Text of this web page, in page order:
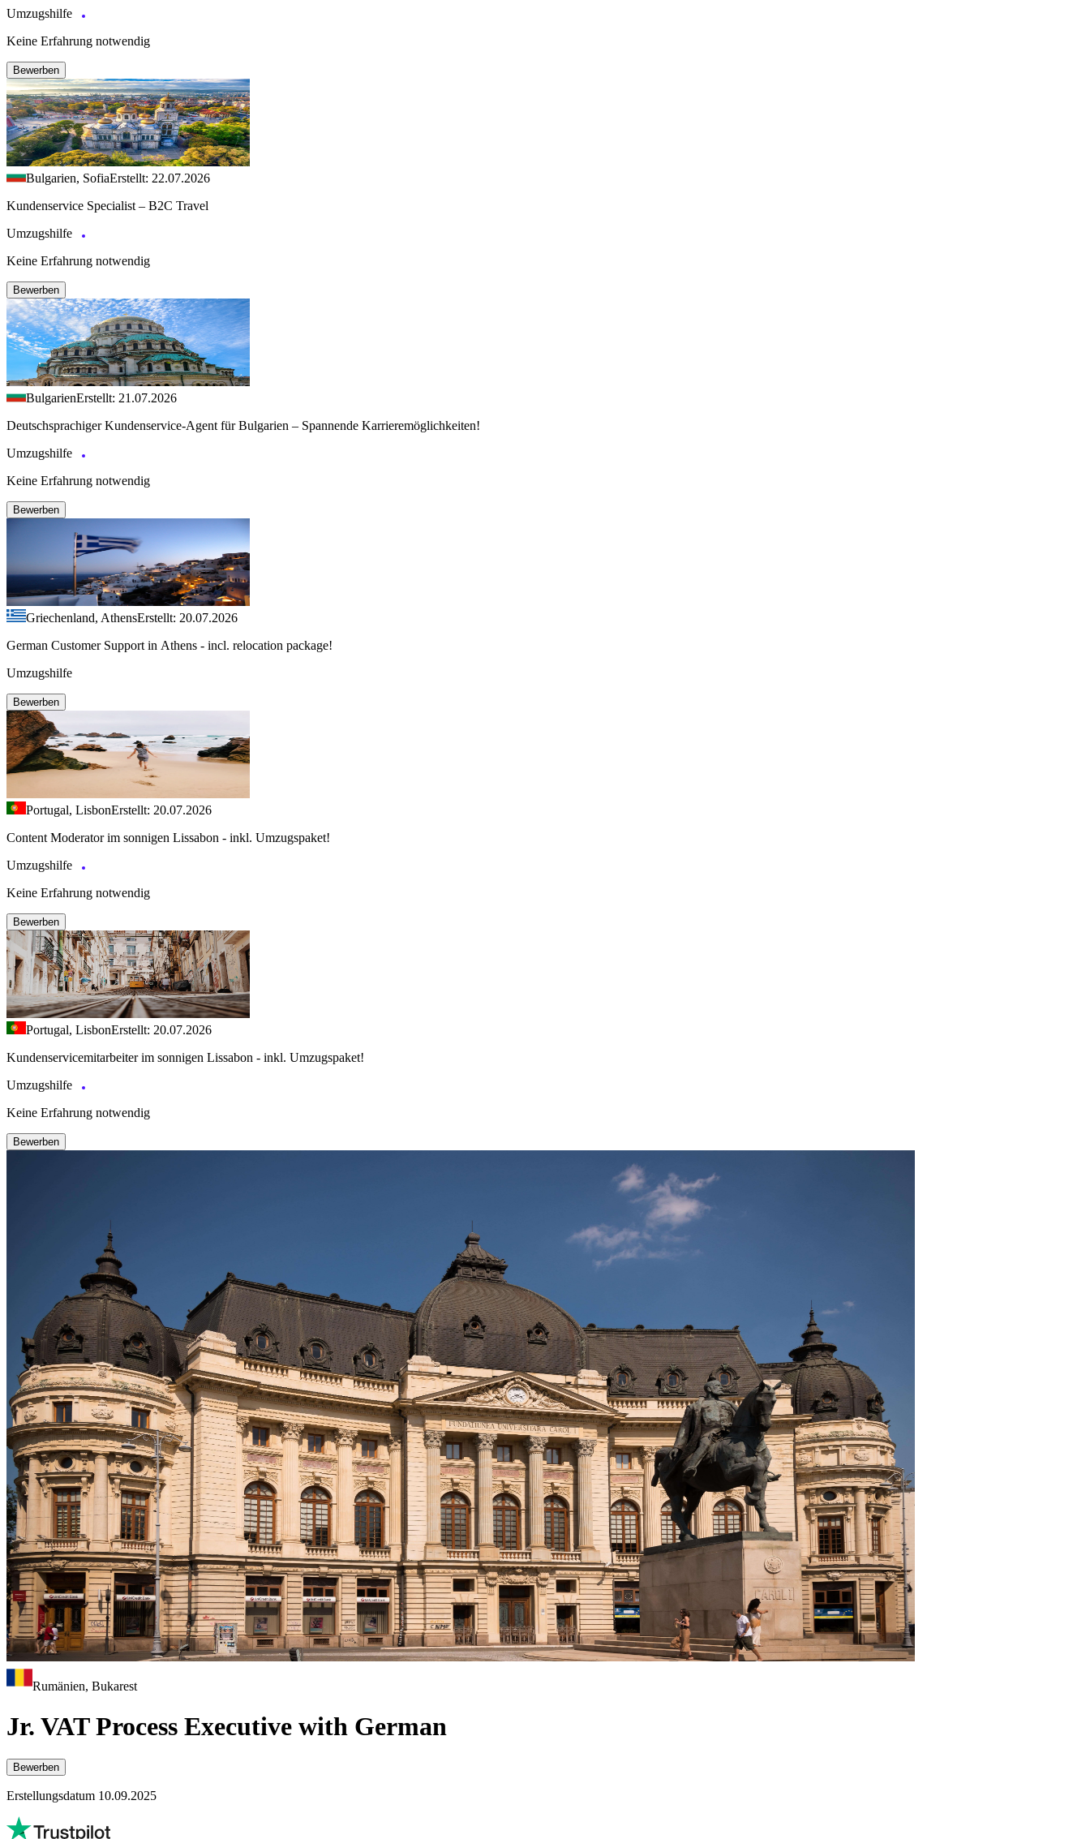
Umzugshilfe
Keine Erfahrung notwendig
Bewerben
Bulgarien, SofiaErstellt: 22.07.2026
Kundenservice Specialist – B2C Travel
Umzugshilfe
Keine Erfahrung notwendig
Bewerben
BulgarienErstellt: 21.07.2026
Deutschsprachiger Kundenservice-Agent für Bulgarien – Spannende Karrieremöglichkeiten!
Umzugshilfe
Keine Erfahrung notwendig
Bewerben
Griechenland, AthensErstellt: 20.07.2026
German Customer Support in Athens - incl. relocation package!
Umzugshilfe
Bewerben
Portugal, LisbonErstellt: 20.07.2026
Content Moderator im sonnigen Lissabon - inkl. Umzugspaket!
Umzugshilfe
Keine Erfahrung notwendig
Bewerben
Portugal, LisbonErstellt: 20.07.2026
Kundenservicemitarbeiter im sonnigen Lissabon - inkl. Umzugspaket!
Umzugshilfe
Keine Erfahrung notwendig
Bewerben
Rumänien, Bukarest
Jr. VAT Process Executive with German
Bewerben
Erstellungsdatum 10.09.2025